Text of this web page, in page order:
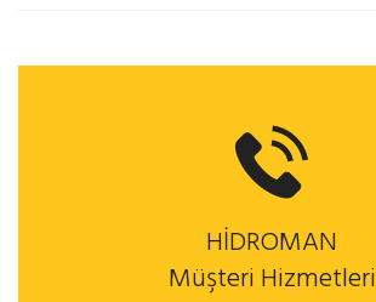
HİDROMAN
Müşteri Hizmetleri